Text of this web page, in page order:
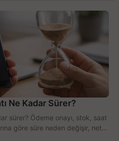
Ne Kadar Sürer?
sürer? Ödeme onayı, stok, saat
göre süre neden değişir, net